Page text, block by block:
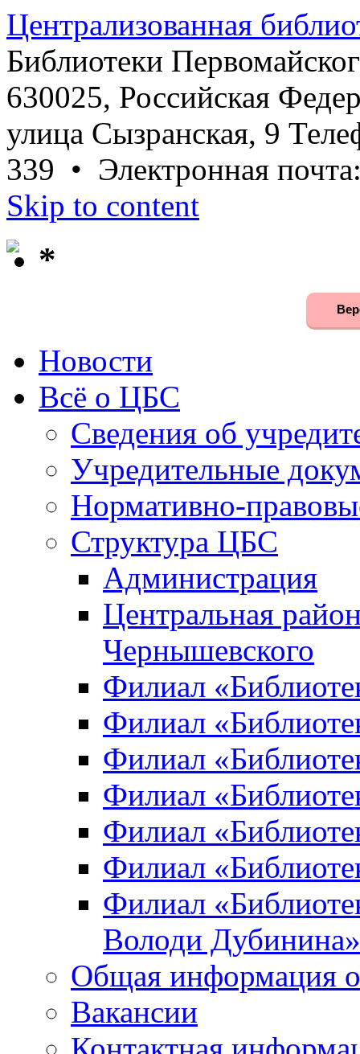
Централизованная
Библиотеки
630025, Российская
улица Сызранская, 9
339 • Электронная
Skip to content
*
Новости
Всё о ЦБС
Сведения об
Учредительные
Нормативно-
Структура ЦБС
Администрация
Центральная
Чернышевского
Филиал
Филиал
Филиал
Филиал
Филиал
Филиал
Филиал
Володи Дубинина»
Общая информация
Вакансии